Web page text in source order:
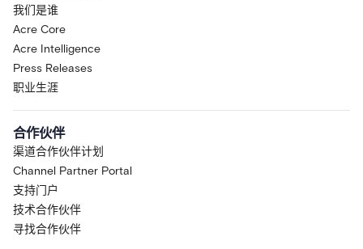
我们是谁
Acre Core
Acre Intelligence
Press Releases
职业生涯
合作伙伴
渠道合作伙伴计划
Channel Partner Portal
支持门户
技术合作伙伴
寻找合作伙伴